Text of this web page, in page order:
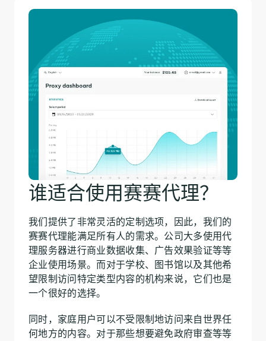
谁适合使用赛赛代理？
我们提供了非常灵活的定制选项，因此，我们的
赛赛代理能满足所有人的需求。公司大多使用代
理服务器进行商业数据收集、广告效果验证等等
企业使用场景。而对于学校、图书馆以及其他希
望限制访问特定类型内容的机构来说，它们也是
一个很好的选择。
同时，家庭用户可以不受限制地访问来自世界任
何地方的内容。对于那些想要避免政府审查等等